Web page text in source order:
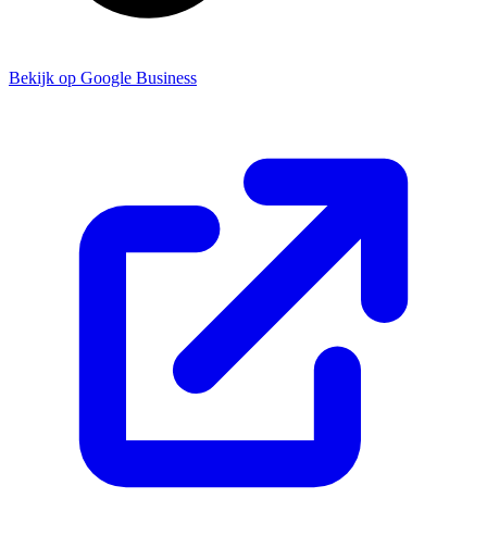
Bekijk op Google Business